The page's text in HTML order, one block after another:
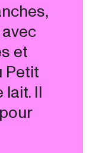
et
Petit
lait. Il